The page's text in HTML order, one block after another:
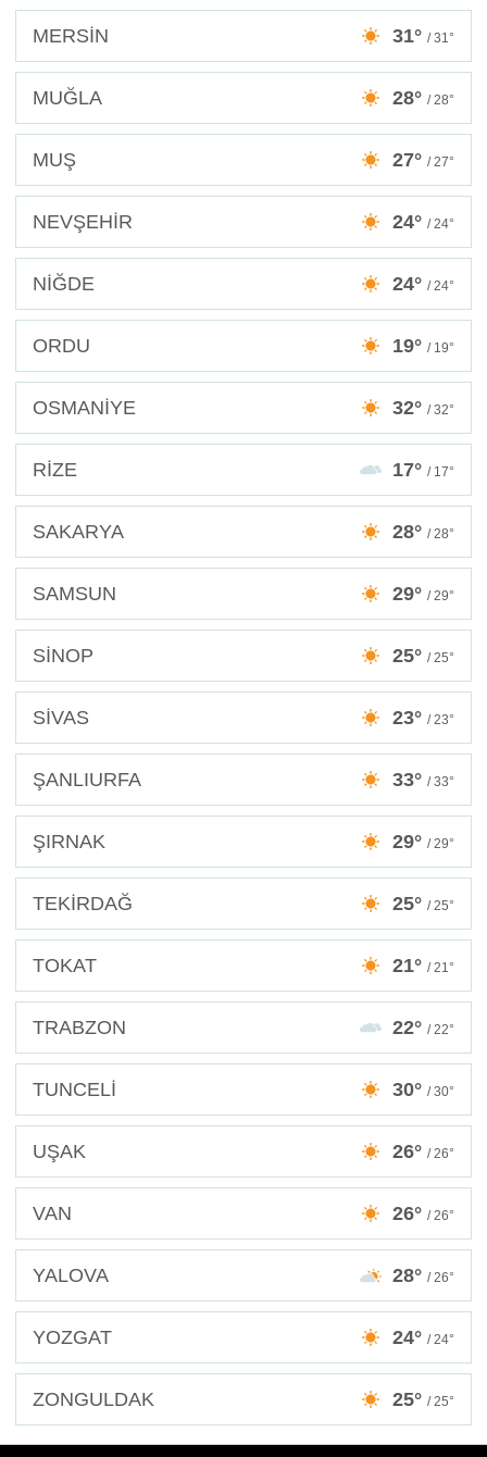
MERSİN 31° / 31°
MUĞLA 28° / 28°
MUŞ 27° / 27°
NEVŞEHİR 24° / 24°
NİĞDE 24° / 24°
ORDU 19° / 19°
OSMANİYE 32° / 32°
RİZE 17° / 17°
SAKARYA 28° / 28°
SAMSUN 29° / 29°
SİNOP 25° / 25°
SİVAS 23° / 23°
ŞANLIURFA 33° / 33°
ŞIRNAK 29° / 29°
TEKİRDAĞ 25° / 25°
TOKAT 21° / 21°
TRABZON 22° / 22°
TUNCELİ 30° / 30°
UŞAK 26° / 26°
VAN 26° / 26°
YALOVA 28° / 26°
YOZGAT 24° / 24°
ZONGULDAK 25° / 25°